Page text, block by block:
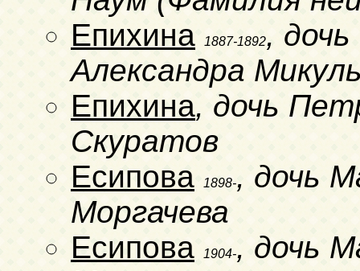
Епихина
1887-1892,
Александра
Епихина, дочь
Скуратов
Есипова
1898-, дочь
Моргачева
Есипова
1904-, дочь